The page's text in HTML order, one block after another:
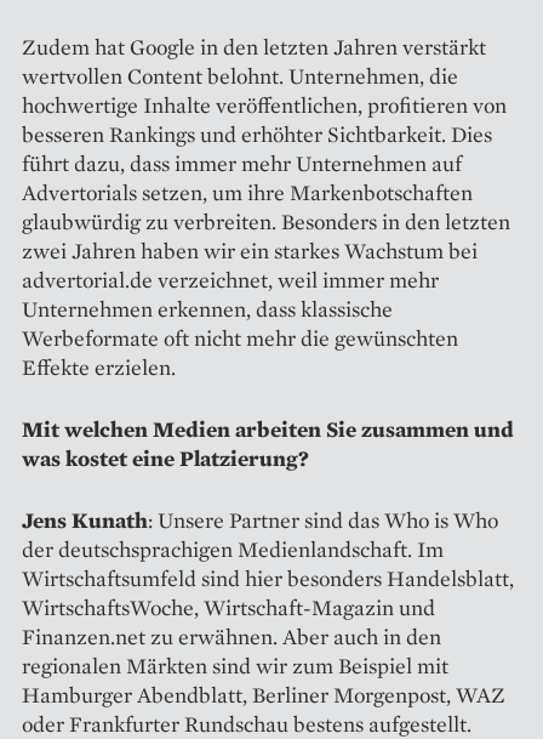
Zudem hat Google in den letzten Jahren verstärkt
wertvollen Content belohnt. Unternehmen, die
hochwertige Inhalte veröffentlichen, profitieren von
besseren Rankings und erhöhter Sichtbarkeit. Dies
führt dazu, dass immer mehr Unternehmen auf
Advertorials setzen, um ihre Markenbotschaften
glaubwürdig zu verbreiten. Besonders in den letzten
zwei Jahren haben wir ein starkes Wachstum bei
advertorial.de verzeichnet, weil immer mehr
Unternehmen erkennen, dass klassische
Werbeformate oft nicht mehr die gewünschten
Effekte erzielen.
Mit welchen Medien arbeiten Sie zusammen und
was kostet eine Platzierung?
Jens Kunath: Unsere Partner sind das Who is Who
der deutschsprachigen Medienlandschaft. Im
Wirtschaftsumfeld sind hier besonders Handelsblatt,
WirtschaftsWoche, Wirtschaft-Magazin und
Finanzen.net zu erwähnen. Aber auch in den
regionalen Märkten sind wir zum Beispiel mit
Hamburger Abendblatt, Berliner Morgenpost, WAZ
oder Frankfurter Rundschau bestens aufgestellt.